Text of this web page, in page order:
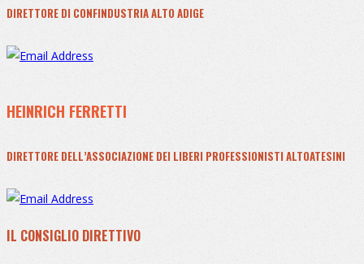
DIRETTORE DI CONFINDUSTRIA ALTO ADIGE
HEINRICH FERRETTI
DIRETTORE DELL’ASSOCIAZIONE DEI LIBERI PROFESSIONISTI ALTOATESINI
IL CONSIGLIO DIRETTIVO